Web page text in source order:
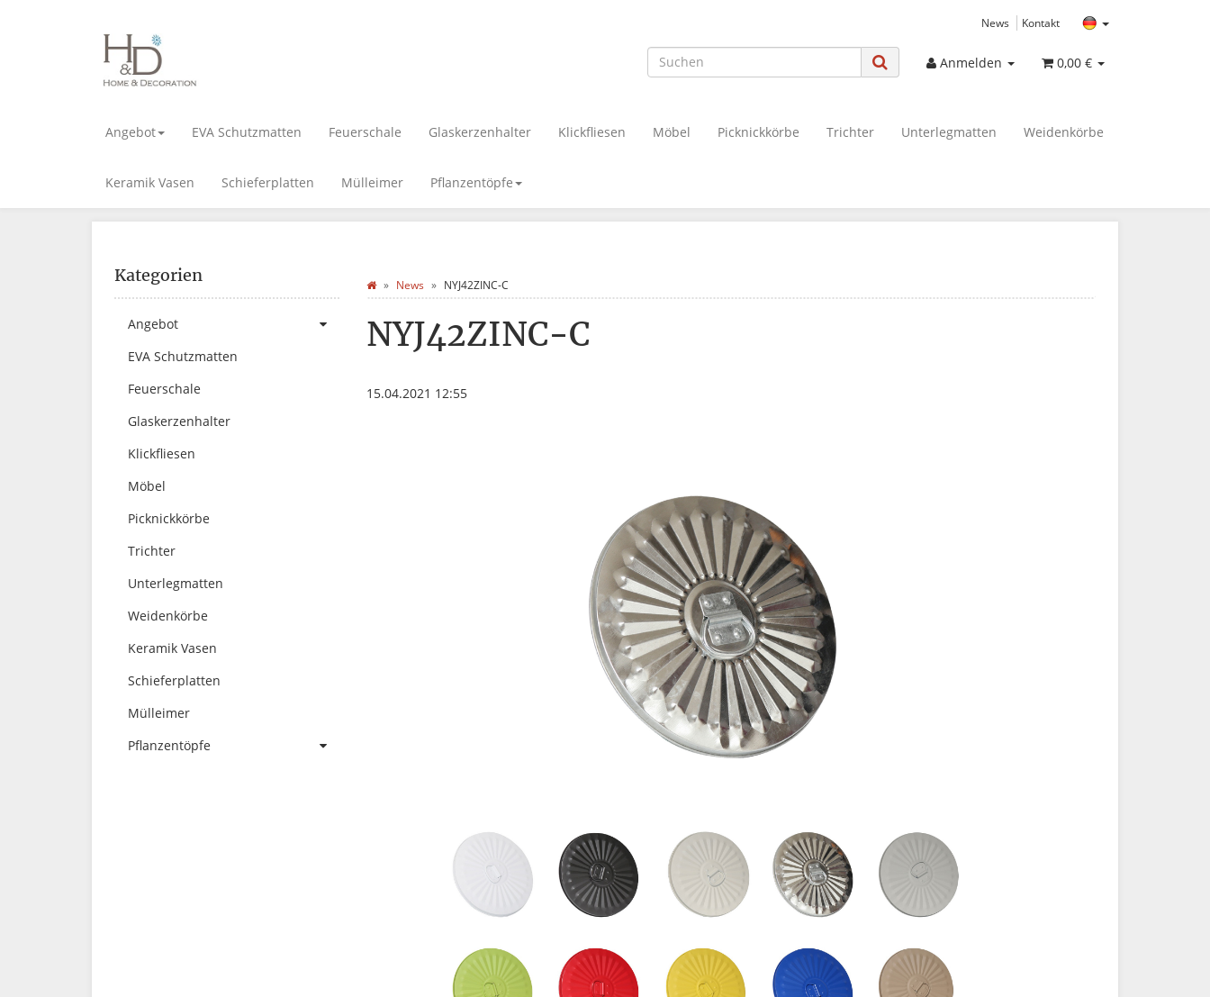
News Kontakt
Anmelden 0,00 €
Angebot EVA Schutzmatten Feuerschale Glaskerzenhalter Klickfliesen Möbel Picknickkörbe Trichter Unterlegmatten Weidenkörbe
Keramik Vasen Schieferplatten Mülleimer Pflanzentöpfe
News NYJ42ZINC-C
NYJ42ZINC-C
15.04.2021 12:55
Kategorien
Angebot
EVA Schutzmatten
Feuerschale
Glaskerzenhalter
Klickfliesen
Möbel
Picknickkörbe
Trichter
Unterlegmatten
Weidenkörbe
Keramik Vasen
Schieferplatten
Mülleimer
Pflanzentöpfe